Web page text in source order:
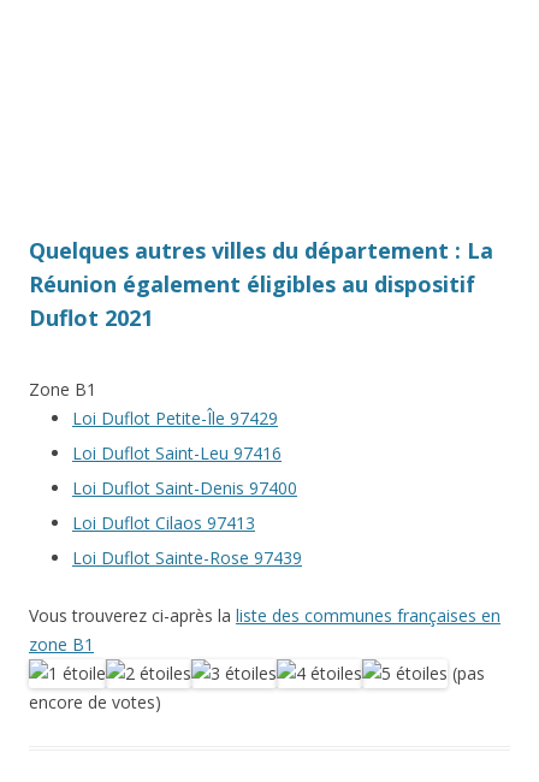
Quelques autres villes du département : La
Réunion également éligibles au dispositif
Duflot 2021
Zone B1
Loi Duflot Petite-Île 97429
Loi Duflot Saint-Leu 97416
Loi Duflot Saint-Denis 97400
Loi Duflot Cilaos 97413
Loi Duflot Sainte-Rose 97439
Vous trouverez ci-après la liste des communes françaises en
zone B1
(pas
encore de votes)